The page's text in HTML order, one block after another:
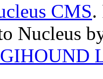
CMS.
Nucleus